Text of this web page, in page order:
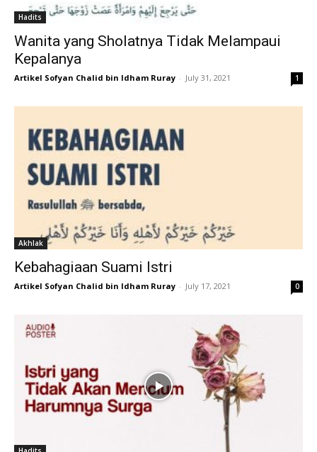
Hadits
Wanita yang Sholatnya Tidak Melampaui
Kepalanya
Artikel Sofyan Chalid bin Idham Ruray - July 31, 2021 1
Akhlak
Kebahagiaan Suami Istri
Artikel Sofyan Chalid bin Idham Ruray - July 17, 2021 0